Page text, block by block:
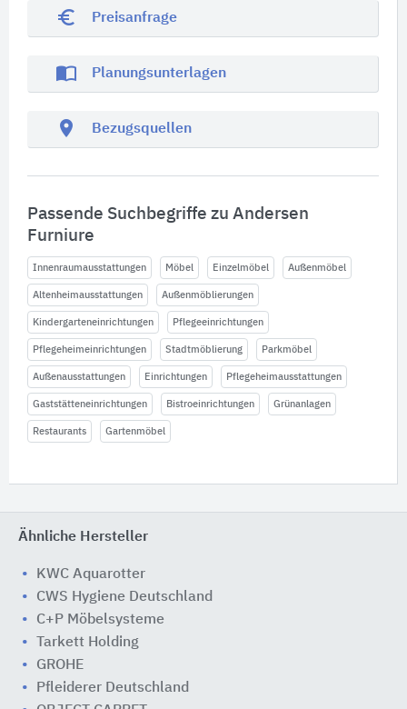
euro_symbol Preisanfrage
import_contacts Planungsunterlagen
location_on Bezugsquellen
Passende Suchbegriffe zu Andersen
Furniure
Innenraumausstattungen Möbel Einzelmöbel Außenmöbel
Altenheimausstattungen Außenmöblierungen
Kindergarteneinrichtungen Pflegeeinrichtungen
Pflegeheimeinrichtungen Stadtmöblierung Parkmöbel
Außenausstattungen Einrichtungen Pflegeheimausstattungen
Gaststätteneinrichtungen Bistroeinrichtungen Grünanlagen
Restaurants Gartenmöbel
Ähnliche Hersteller
KWC Aquarotter
CWS Hygiene Deutschland
C+P Möbelsysteme
Tarkett Holding
GROHE
Pfleiderer Deutschland